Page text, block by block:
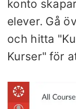
konto
elever. Gå
och hitta
Kurser" för